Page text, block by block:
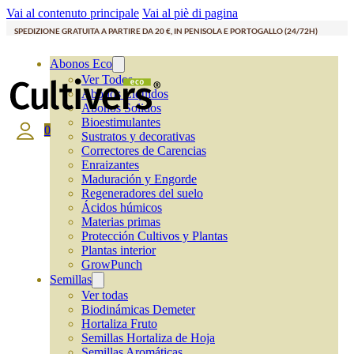
Vai al contenuto principale Vai al piè di pagina
SPEDIZIONE GRATUITA A PARTIRE DA 20 €, IN PENISOLA E PORTOGALLO (24/72H)
Abonos Eco
Ver Todos
Abonos Líquidos
Abonos Solidos
Bioestimulantes
Sustratos y decorativas
Correctores de Carencias
Enraizantes
Maduración y Engorde
Regeneradores del suelo
Ácidos húmicos
Materias primas
Protección Cultivos y Plantas
Plantas interior
GrowPunch
Semillas
Ver todas
Biodinámicas Demeter
Hortaliza Fruto
Semillas Hortaliza de Hoja
0